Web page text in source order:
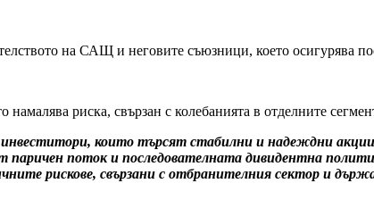
на САЩ и неговите съюзници, което осигурява
риска, свързан с колебанията в отделните
които търсят стабилни и надеждни
поток и последователната дивидентна
рискове, свързани с отбранителния сектор и